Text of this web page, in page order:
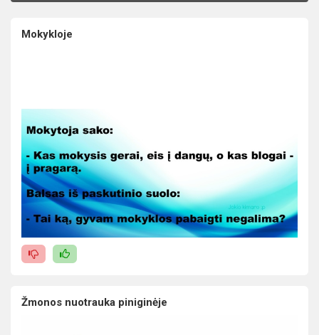
Mokykloje
Žmonos nuotrauka piniginėje